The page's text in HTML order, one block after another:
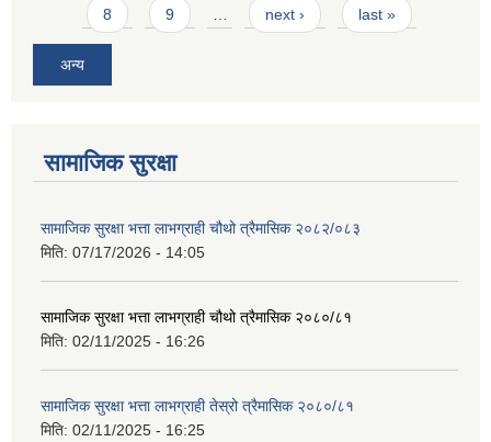
8 9 next › last »
अन्य
सामाजिक सुरक्षा
सामाजिक सुरक्षा भत्ता लाभग्राही चौथो त्रैमासिक २०८२/०८३
मिति: 07/17/2026 - 14:05
सामाजिक सुरक्षा भत्ता लाभग्राही चौथो त्रैमासिक २०८०/८१
मिति: 02/11/2025 - 16:26
सामाजिक सुरक्षा भत्ता लाभग्राही तेस्रो त्रैमासिक २०८०/८१
मिति: 02/11/2025 - 16:25